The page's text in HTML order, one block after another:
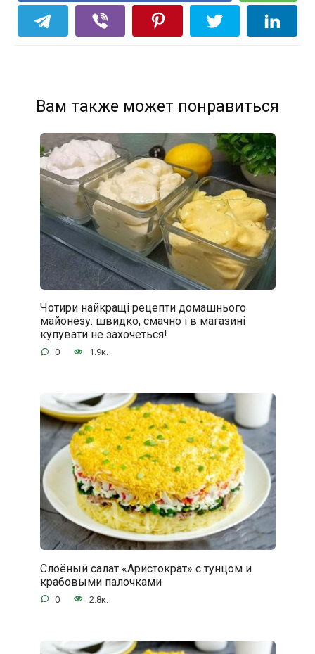
Вам также может понравиться
Чотири найкращі рецепти домашнього
майонезу: швидко, смачно і в магазині
купувати не захочеться!
0 1.9к.
Слоёный салат «Аристократ» с тунцом и
крабовыми палочками
0 2.8к.